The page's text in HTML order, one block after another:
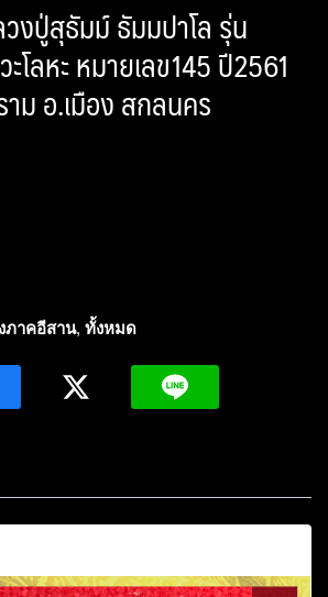
งปู่สุธัมม์ ธัมมปาโล รุ่น
โลหะ หมายเลข145 ปี2561
ม อ.เมือง สกลนคร
ภาคอีสาน, ทั้งหมด